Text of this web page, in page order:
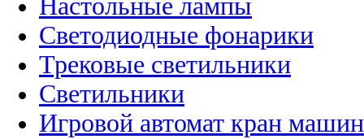
Настольные лампы
Светодиодные фонарики
Трековые светильники
Светильники
Игровой автомат кран